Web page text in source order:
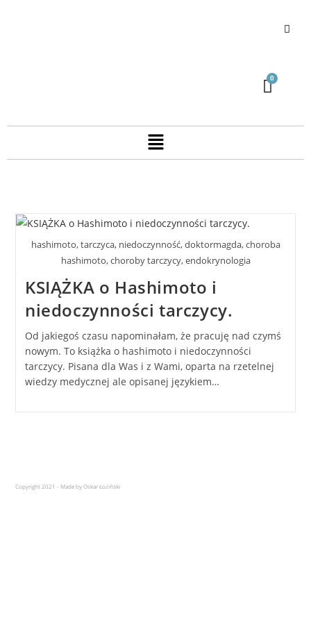
hashimoto, tarczyca, niedoczynność, doktormagda, choroba
hashimoto, choroby tarczycy, endokrynologia
KSIĄŻKA o Hashimoto i
niedoczynności tarczycy.
Od jakiegoś czasu napominałam, że pracuję nad czymś
nowym. To książka o hashimoto i niedoczynności
tarczycy. Pisana dla Was i z Wami, oparta na rzetelnej
wiedzy medycznej ale opisanej językiem…
Copyright 2021 - Made by Oskar Łoziński